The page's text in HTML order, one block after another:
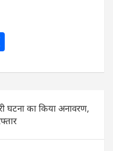
ar
eघटना का किया अनावरण,